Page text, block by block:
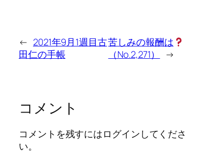
← 2021年9月1週目古
田仁の手帳
苦しみの報酬は
（No.2,271）
→
コメント
コメントを残すにはログインしてくださ
い。